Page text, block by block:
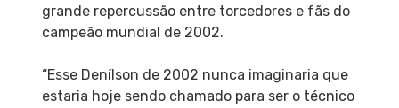
grande repercussão entre torcedores e fãs do
campeão mundial de 2002.
“Esse Denílson de 2002 nunca imaginaria que
estaria hoje sendo chamado para ser o técnico